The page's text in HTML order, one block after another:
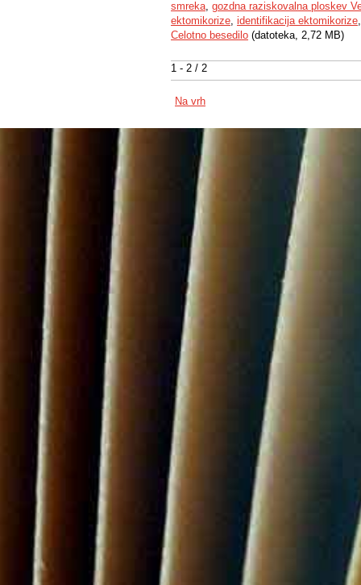
1 - 2 / 2
smreka, gozdna raziskovalna ploskev
ektomikorize, identifikacija ektomikorize
Celotno besedilo (datoteka, 2,72 MB)
Na vrh